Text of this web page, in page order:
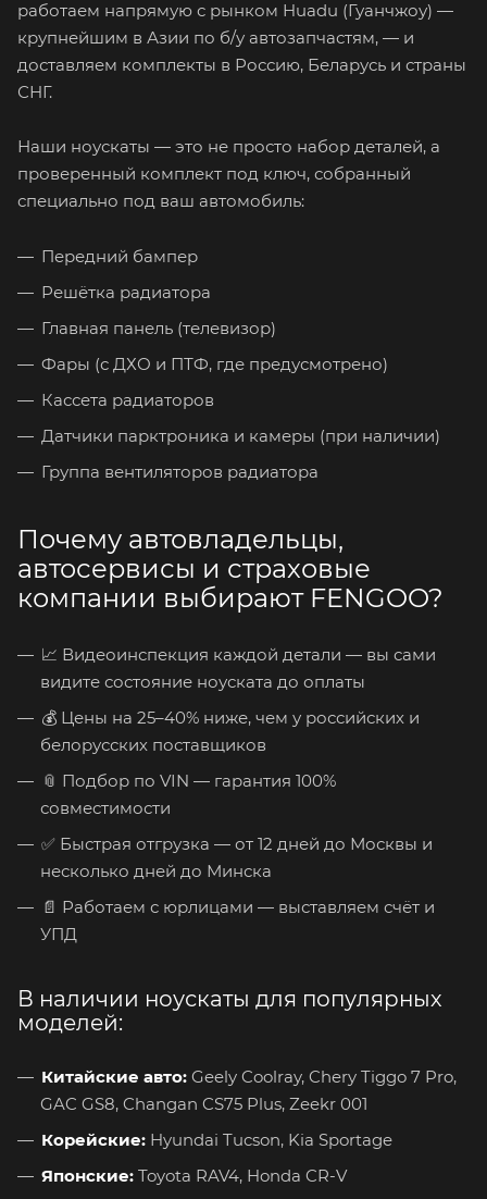
работаем напрямую с рынком Huadu (Гуанчжоу) —
крупнейшим в Азии по б/у автозапчастям, — и
доставляем комплекты в Россию, Беларусь и страны
СНГ.
Наши ноускаты — это не просто набор деталей, а
проверенный комплект под ключ, собранный
специально под ваш автомобиль:
Передний бампер
Решётка радиатора
Главная панель (телевизор)
Фары (с ДХО и ПТФ, где предусмотрено)
Кассета радиаторов
Датчики парктроника и камеры (при наличии)
Группа вентиляторов радиатора
Почему автовладельцы,
автосервисы и страховые
компании выбирают FENGOO?
📈 Видеоинспекция каждой детали — вы сами
видите состояние ноуската до оплаты
💰 Цены на 25–40% ниже, чем у российских и
белорусских поставщиков
📎 Подбор по VIN — гарантия 100%
совместимости
✅ Быстрая отгрузка — от 12 дней до Москвы и
несколько дней до Минска
📄 Работаем с юрлицами — выставляем счёт и
УПД
В наличии ноускаты для популярных
моделей:
Китайские авто: Geely Coolray, Chery Tiggo 7 Pro,
GAC GS8, Changan CS75 Plus, Zeekr 001
Корейские: Hyundai Tucson, Kia Sportage
Японские: Toyota RAV4, Honda CR-V